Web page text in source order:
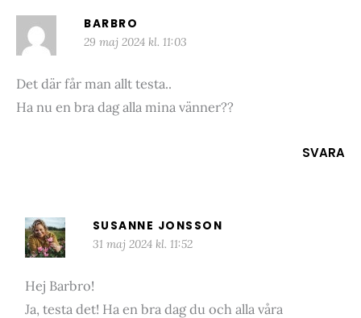
BARBRO
29 maj 2024 kl. 11:03
Det där får man allt testa..
Ha nu en bra dag alla mina vänner??
SVARA
SUSANNE JONSSON
31 maj 2024 kl. 11:52
Hej Barbro!
Ja, testa det! Ha en bra dag du och alla våra